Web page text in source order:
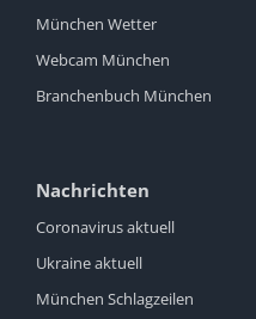
München Wetter
Webcam München
Branchenbuch München
Nachrichten
Coronavirus aktuell
Ukraine aktuell
München Schlagzeilen